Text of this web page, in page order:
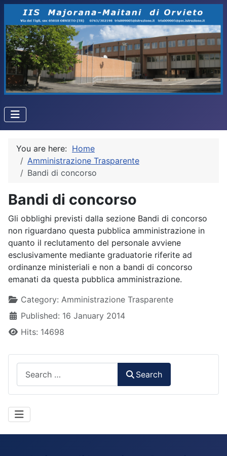
You are here: Home
Amministrazione Trasparente
Bandi di concorso
Bandi di concorso
Gli obblighi previsti dalla sezione Bandi di concorso
non riguardano questa pubblica amministrazione in
quanto il reclutamento del personale avviene
esclusivamente mediante graduatorie riferite ad
ordinanze ministeriali e non a bandi di concorso
emanati da questa pubblica amministrazione.
DetailsCategory: Amministrazione Trasparente
Published: 16 January 2014
Hits: 14698
Search